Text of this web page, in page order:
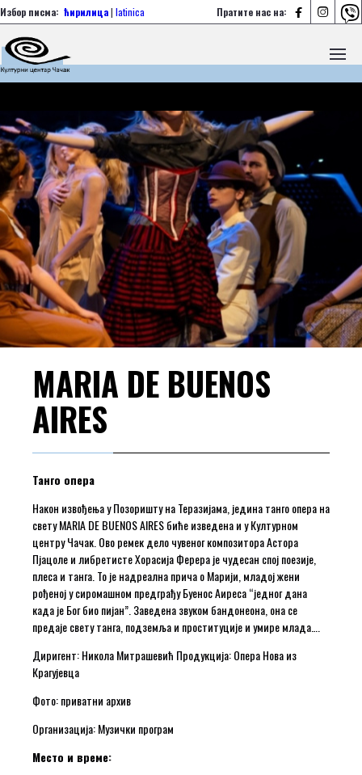
Пратите нас на:   
Избор писма: ћирилица| latinica
MARIA DE BUENOS
AIRES
Танго опера
Након извођења у Позоришту на Теразијама, једина танго опера на
свету MARIA DE BUENOS AIRES биће изведена и у Културном
центру Чачак. Ово ремек дело чувеног композитора Астора
Пјацоле и либретисте Хорасија Ферера је чудесан спој поезије,
плеса и танга. То је надреална прича о Марији, младој жени
рођеној у сиромашном предграђу Буенос Аиреса “једног дана
када је Бог био пијан”. Заведена звуком бандонеона, она се
предаје свету танга, подземља и проституције и умире млада….
Диригент: Никола Митрашевић Продукција: Опера Нова из
Крагујевца
Фото: приватни архив
Организација: Музички програм
Место и време: